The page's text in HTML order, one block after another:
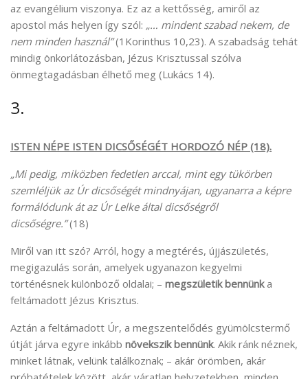
az evangélium viszonya. Ez az a kettősség, amiről az
apostol más helyen így szól: „… mindent szabad nekem, de
nem minden használ”(1Korinthus 10,23). A szabadság tehát
mindig önkorlátozásban, Jézus Krisztussal szólva
önmegtagadásban élhető meg (Lukács 14).
3.
ISTEN NÉPE ISTEN DICSŐSÉGÉT HORDOZÓ NÉP (18).
„Mi pedig, miközben fedetlen arccal, mint egy tükörben
szemléljük az Úr dicsőségét mindnyájan, ugyanarra a képre
formálódunk át az Úr Lelke által dicsőségről
dicsőségre.”(18)
Miről van itt szó? Arról, hogy a megtérés, újjászületés,
megigazulás során, amelyek ugyanazon kegyelmi
történésnek különböző oldalai; – megszületik bennünka
feltámadott Jézus Krisztus.
Aztán a feltámadott Úr, a megszentelődés gyümölcstermő
útját járva egyre inkább növekszik bennünk. Akik ránk néznek,
minket látnak, velünk találkoznak; – akár örömben, akár